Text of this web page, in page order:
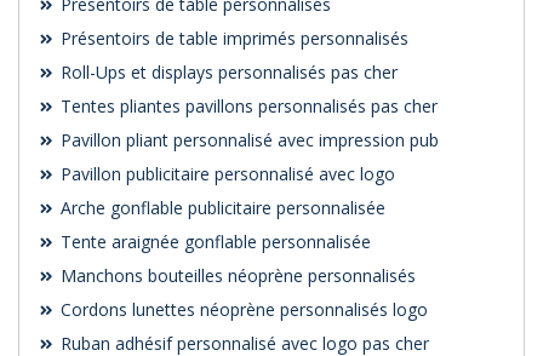
Présentoirs de table imprimés personnalisés
Roll-Ups et displays personnalisés pas cher
Tentes pliantes pavillons personnalisés pas cher
Pavillon pliant personnalisé avec impression pub
Pavillon publicitaire personnalisé avec logo
Arche gonflable publicitaire personnalisée
Tente araignée gonflable personnalisée
Manchons bouteilles néoprène personnalisés
Cordons lunettes néoprène personnalisés logo
Ruban adhésif personnalisé avec logo pas cher